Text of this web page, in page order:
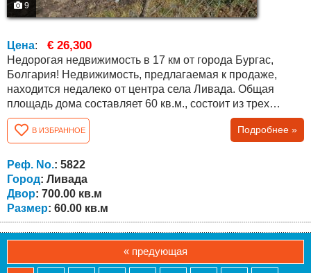
9
Цена: € 26,300
Недорогая недвижимость в 17 км от города Бургас,
Болгария! Недвижимость, предлагаемая к продаже,
находится недалеко от центра села Ливада. Общая
площадь дома составляет 60 кв.м., состоит из трех
комнат. Наше предложение – продажа двора, поскольку
дом нуждается в капитальном ремонте или в сносе.
Открыт лицевой счет на воду, а на электричество нет, но
за 600 евро через 2-3 месяца можно открыть лицевой
счет и на электричество....
В ИЗБРАННОЕ Подробнее »
Реф. No.: 5822
Город: Ливада
Двор: 700.00 кв.м
Размер: 60.00 кв.м
« предующая